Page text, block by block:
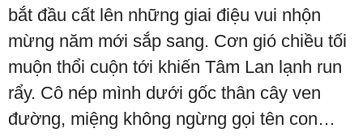
bắt đầu cất lên những giai điệu vui nhộn
mừng năm mới sắp sang. Cơn gió chiều tối
muộn thổi cuộn tới khiến Tâm Lan lạnh run
rẩy. Cô nép mình dưới gốc thân cây ven
đường, miệng không ngừng gọi tên con…